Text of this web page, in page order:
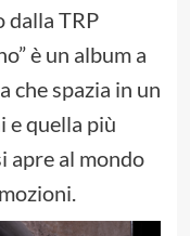
dalla TRP
è un album a
che spazia in un
e quella più
apre al mondo